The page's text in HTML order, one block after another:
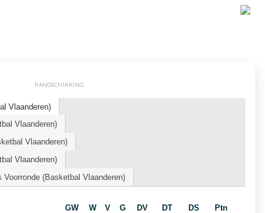
RANGSCHIKKING
Vlaanderen)
Vlaanderen)
Vlaanderen)
Vlaanderen)
(Basketbal Vlaanderen)
GW W V G DV DT DS Ptn